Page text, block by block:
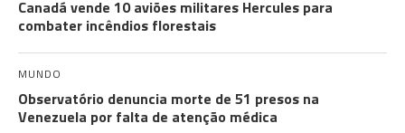
Canadá vende 10 aviões militares Hercules para
combater incêndios florestais
MUNDO
Observatório denuncia morte de 51 presos na
Venezuela por falta de atenção médica